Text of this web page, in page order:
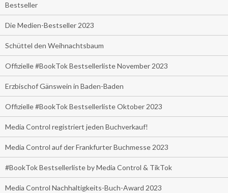
Bestseller
Die Medien-Bestseller 2023
Schüttel den Weihnachtsbaum
Offizielle #BookTok Bestsellerliste November 2023
Erzbischof Gänswein in Baden-Baden
Offizielle #BookTok Bestsellerliste Oktober 2023
Media Control registriert jeden Buchverkauf!
Media Control auf der Frankfurter Buchmesse 2023
#BookTok Bestsellerliste by Media Control & TikTok
Media Control Nachhaltigkeits-Buch-Award 2023